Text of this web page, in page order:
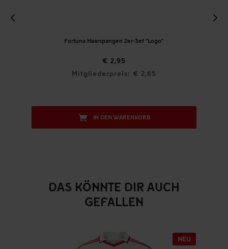
Fortuna Haarspangen 2er-Set "Logo"
€ 2,95
Mitgliederpreis: € 2,65
IN DEN WARENKORB
DAS KÖNNTE DIR AUCH
GEFALLEN